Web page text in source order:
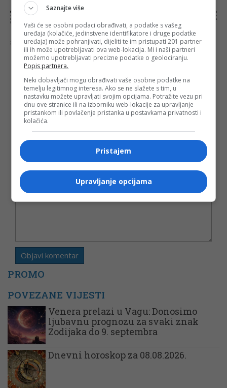
NAPOMENA:
Komentari odražavaju stavove njihovih autora, a ne nužno i stavove internet portala Banjaluka.com. Molimo korisnike da se suzdrže od
vrijeđanja, psovanja i vulgarnog izražavanja. Portal Banjaluka.com zadržava pravo da obriše komentar bez najave i objašnjenja. Zbog velikog broja
komentara Banjaluka.com nije dužan obrisati sve komentare koji krše pravila. Kao čitalac takođe prihvatate mogućnost da među komentarima mogu
biti pronađeni sadržaji koji mogu biti u suprotnosti sa vašim vjerskim, moralnim i drugim načelima i uvjerenjima.
Šta mislite o ovoj temi?
Vaša e-mail adresa neće biti objavljena. Sva polja su
obavezna!
Ime*
Email*
Komentar
PROMO
POVEZANE VIJESTI
Venera prelazi u Vagu: Donosimo
ljubavnu prognozu za svaki znak
Zodijaka do 9. septembra
Dnevni horoskop za 08.08.2026.
Saznajte više
Vaši će se osobni podaci obrađivati, a podatke s vašeg
uređaja (kolačiće, jedinstvene identifikatore i druge podatke
uređaja) može pohranjivati, dijeliti te im pristupati 201 partner
ili ih može upotrebljavati ova web-lokacija. Mi i naši partneri
možemo upotrebljavati precizne podatke o geolociranju.
Popis partnera.
Neki dobavljači mogu obrađivati vaše osobne podatke na
temelju legitimnog interesa. Ako se ne slažete s tim, u
nastavku možete upravljati svojim opcijama. Potražite vezu pri
dnu ove stranice ili na izborniku web-lokacije za upravljanje
pristankom ili povlačenje pristanka u postavkama privatnosti i
kolačića.
Pristajem
Upravljanje opcijama